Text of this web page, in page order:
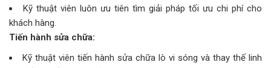
Kỹ thuật viên luôn ưu tiên tìm giải pháp tối ưu chi phí cho
khách hàng.
Tiến hành sửa chữa:
Kỹ thuật viên tiến hành sửa chữa lò vi sóng và thay thế linh